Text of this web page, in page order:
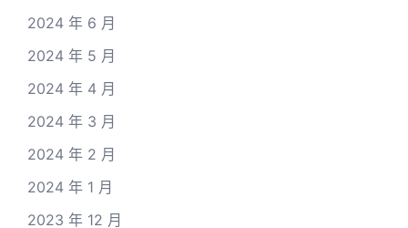
2024 年 6 月
2024 年 5 月
2024 年 4 月
2024 年 3 月
2024 年 2 月
2024 年 1 月
2023 年 12 月